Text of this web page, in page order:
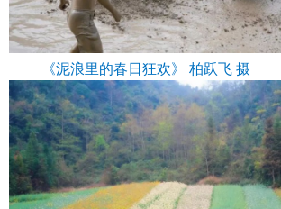
《泥浪里的春日狂欢》 柏跃飞 摄